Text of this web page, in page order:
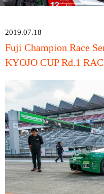
ッ
2019.07.18
Fuji Champion Race
KYOJO CUP Rd.1